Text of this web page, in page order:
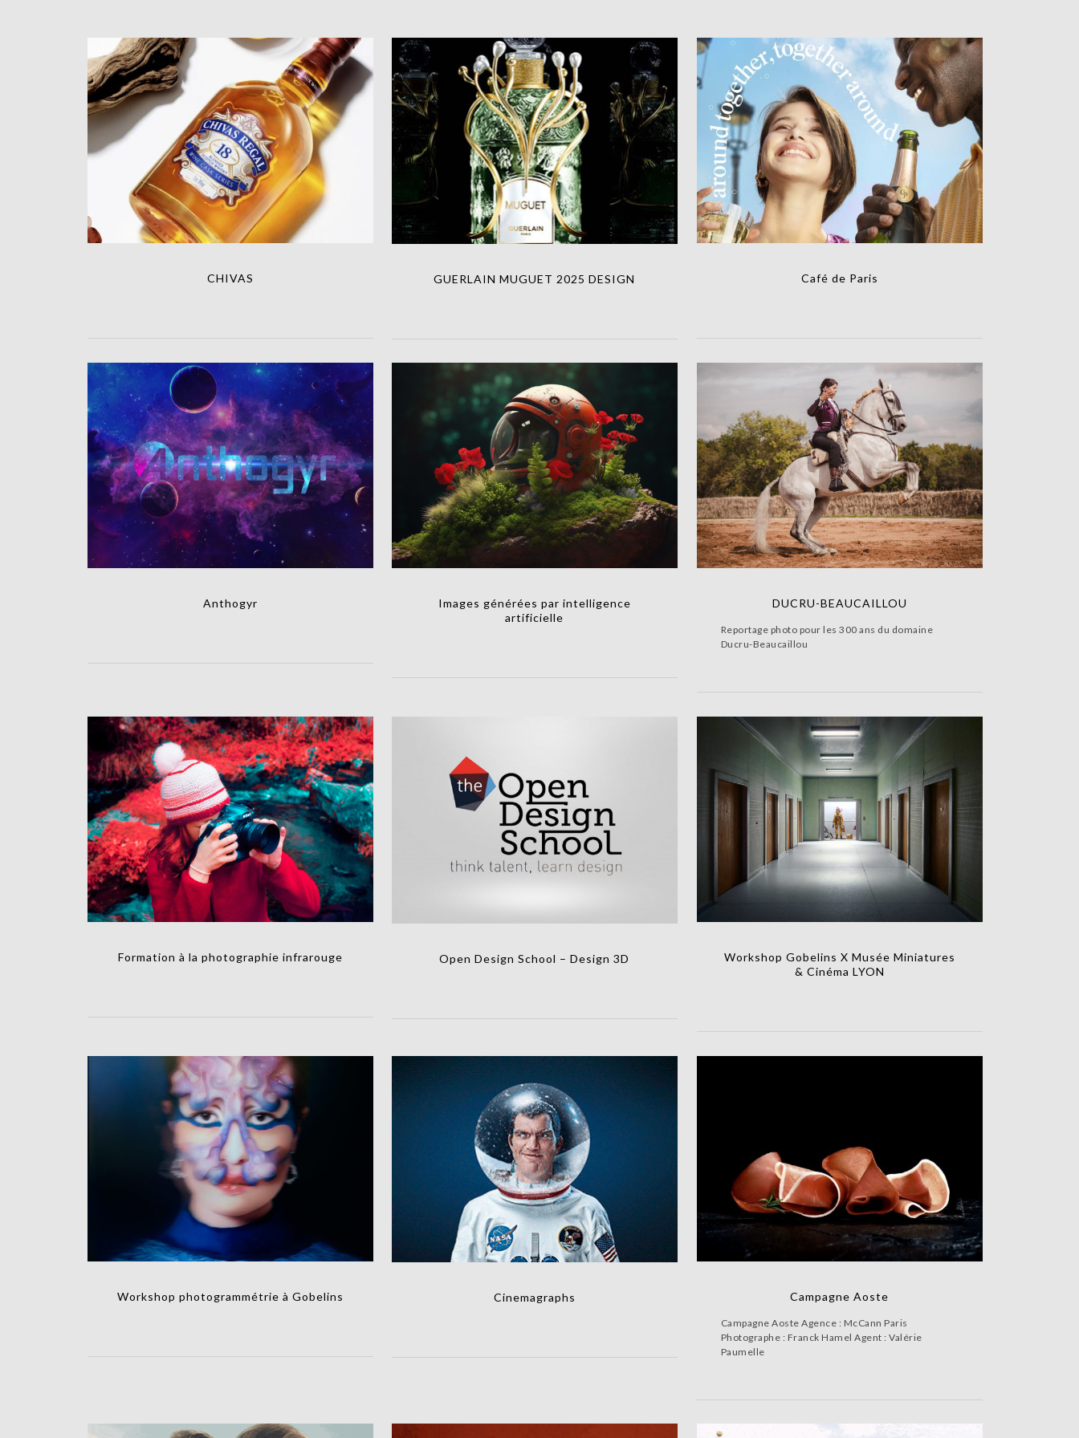
CHIVAS GUERLAIN MUGUET 2025 DESIGN Café de Paris
Anthogyr
Images générées par intelligence
artificielle
DUCRU-BEAUCAILLOU
Reportage photo pour les 300 ans du domaine
Ducru-Beaucaillou
Formation à la photographie infrarouge Open Design School – Design 3D
Workshop Gobelins X Musée Miniatures
& Cinéma LYON
Workshop photogrammétrie à Gobelins Cinemagraphs Campagne Aoste
Campagne Aoste Agence : McCann Paris
Photographe : Franck Hamel Agent : Valérie
Paumelle